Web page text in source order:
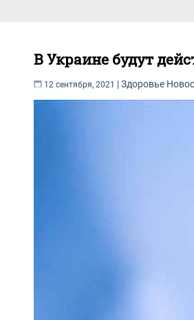
В Украине будут
12 сентября, 2021 |Здоровье